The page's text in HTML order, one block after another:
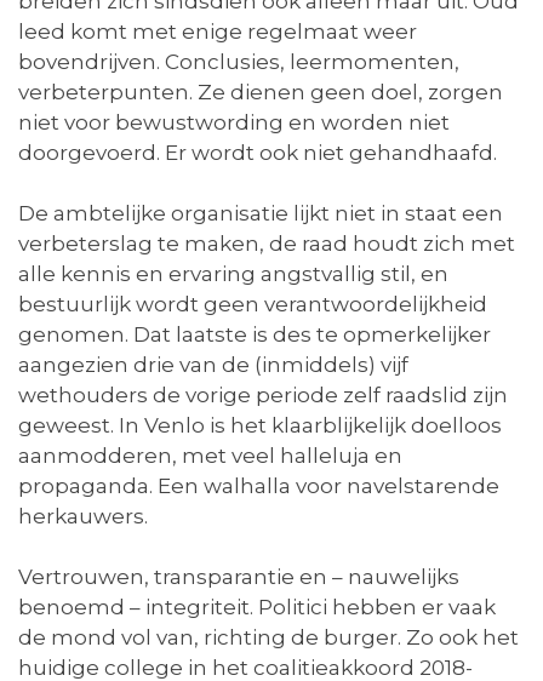
leed komt met enige regelmaat weer
bovendrijven. Conclusies, leermomenten,
verbeterpunten. Ze dienen geen doel, zorgen
niet voor bewustwording en worden niet
doorgevoerd. Er wordt ook niet gehandhaafd.
De ambtelijke organisatie lijkt niet in staat een
verbeterslag te maken, de raad houdt zich met
alle kennis en ervaring angstvallig stil, en
bestuurlijk wordt geen verantwoordelijkheid
genomen. Dat laatste is des te opmerkelijker
aangezien drie van de (inmiddels) vijf
wethouders de vorige periode zelf raadslid zijn
geweest. In Venlo is het klaarblijkelijk doelloos
aanmodderen, met veel halleluja en
propaganda. Een walhalla voor navelstarende
herkauwers.
Vertrouwen, transparantie en – nauwelijks
benoemd – integriteit. Politici hebben er vaak
de mond vol van, richting de burger. Zo ook het
huidige college in het coalitieakkoord 2018-